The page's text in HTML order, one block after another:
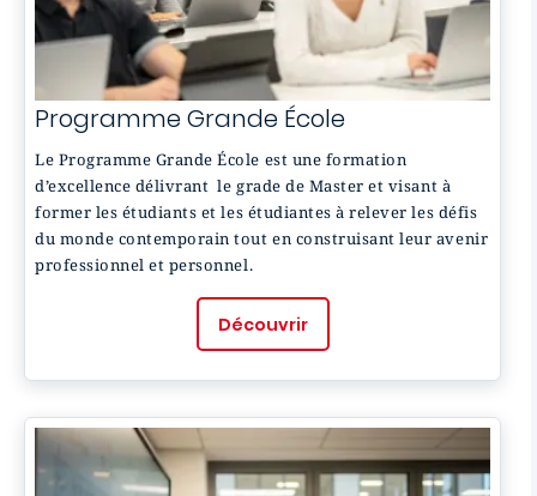
Programme Grande École
Le Programme Grande École est une formation
d’excellence délivrant le grade de Master et visant à
former les étudiants et les étudiantes à relever les défis
du monde contemporain tout en construisant leur avenir
professionnel et personnel.
Découvrir